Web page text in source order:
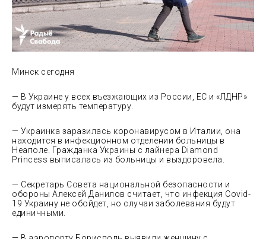
Минск сегодня
— В Украине у всех въезжающих из России, ЕС и «ЛДНР»
будут измерять температуру.
— Украинка заразилась коронавирусом в Италии, она
находится в инфекционном отделении больницы в
Неаполе. Гражданка Украины с лайнера Diamond
Princess выписалась из больницы и выздоровела.
— Секретарь Совета национальной безопасности и
обороны Алексей Данилов считает, что инфекция Covid-
19 Украину не обойдет, но случаи заболевания будут
единичными.